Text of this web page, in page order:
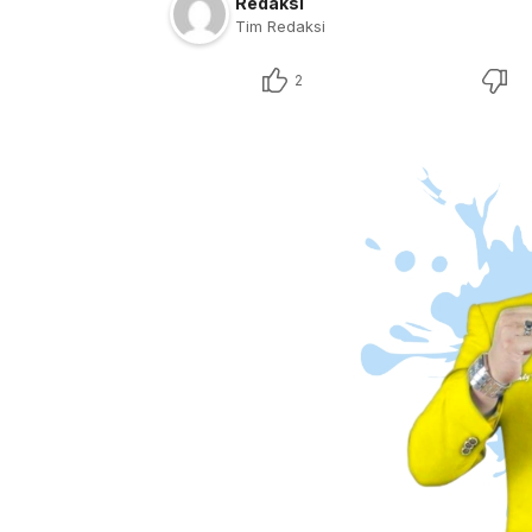
Tim Redaksi
2